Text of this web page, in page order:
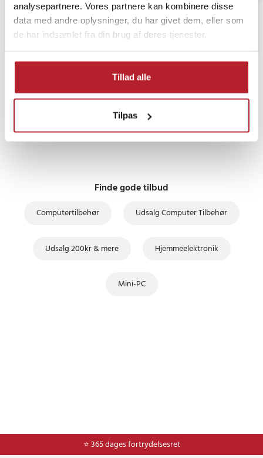
analysepartnere. Vores partnere kan kombinere disse
data med andre oplysninger, du har givet dem, eller som
de har indsamlet fra din brug af deres tjenester.
Tillad alle
Tilpas
PRISGARANTI
UDSALG
Finde gode tilbud
Computertilbehør Udsalg Computer Tilbehør
Udsalg 200kr & mere Hjemmeelektronik
Mini-PC
⭐ 365 dages fortrydelsesret
⭐ Nem og sikker betaling med mobilepay og dankort